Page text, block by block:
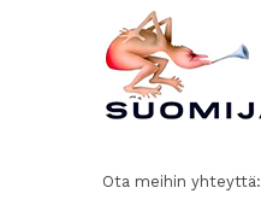
Ota meihin yhteyttä: